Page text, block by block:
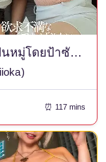
DASS-187 ฉันถูกล่อลวงและข่มขืนเป็นหมู่โดยป้าซักคิวบัสที่ผิดหวังอย่าง คานา โมริซาวะ แมรี่ ทาจิบานะ
⏰ 117 mins